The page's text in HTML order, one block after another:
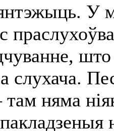
У
што
слухача.
няма